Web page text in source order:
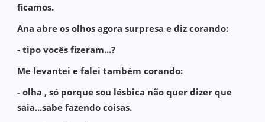
ficamos.
Ana abre os olhos agora surpresa e diz corando:
- tipo vocês fizeram...?
Me levantei e falei também corando:
- olha , só porque sou lésbica não quer dizer que
saia...sabe fazendo coisas.